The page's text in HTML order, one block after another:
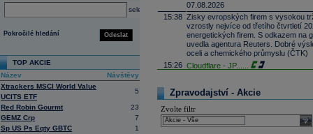
select
Odeslat
Pokročilé hledání
TOP AKCIE
Název
Návštěvy
Xtrackers MSCI World Value
UCITS ETF
5
Red Robin Gourmt
23
GEMZ Crp
7
Sp US Ps Eqty GBTC
1
07.08.2026
15:38 Zisky evropských firem s vysokou
vzrostly nejvíce od třetího čtvrtletí
energetických firem. S odkazem na
uvedla agentura Reuters. Dobré
oceli a chemického průmyslu (ČTK)
15:26 Cloudflare - JP......
14:49 Airbnb -JP Mor......
14:24
13:59 DHL - Bernstein...
13:44 BAE Systems - M...
Zpravodajství - Akcie
Zvolte filtr